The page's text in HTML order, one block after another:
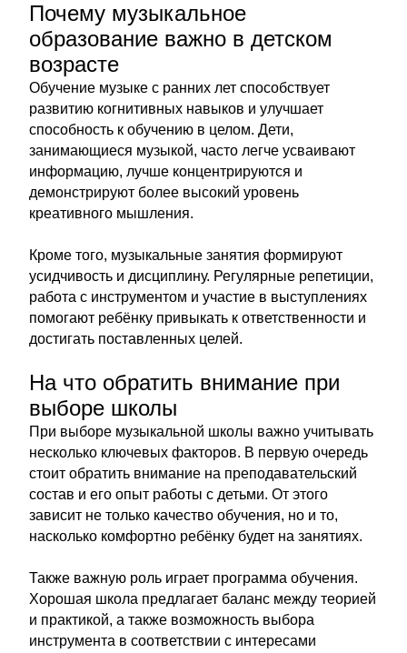
Почему музыкальное
образование важно в детском
возрасте
Обучение музыке с ранних лет способствует
развитию когнитивных навыков и улучшает
способность к обучению в целом. Дети,
занимающиеся музыкой, часто легче усваивают
информацию, лучше концентрируются и
демонстрируют более высокий уровень
креативного мышления.
Кроме того, музыкальные занятия формируют
усидчивость и дисциплину. Регулярные репетиции,
работа с инструментом и участие в выступлениях
помогают ребёнку привыкать к ответственности и
достигать поставленных целей.
На что обратить внимание при
выборе школы
При выборе музыкальной школы важно учитывать
несколько ключевых факторов. В первую очередь
стоит обратить внимание на преподавательский
состав и его опыт работы с детьми. От этого
зависит не только качество обучения, но и то,
насколько комфортно ребёнку будет на занятиях.
Также важную роль играет программа обучения.
Хорошая школа предлагает баланс между теорией
и практикой, а также возможность выбора
инструмента в соответствии с интересами